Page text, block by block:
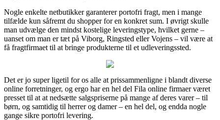
Nogle enkelte netbutikker garanterer portofri fragt, men i mange
tilfælde kun såfremt du shopper for en konkret sum. I øvrigt skulle
man udvælge den mindst kostelige leveringstype, hvilket gerne –
uanset om man er tæt på Viborg, Ringsted eller Vojens – vil være at
få fragtfirmaet til at bringe produkterne til et udleveringssted.
Det er jo super ligetil for os alle at prissammenligne i blandt diverse
online forretninger, og ergo har en hel del Fila online firmaer været
presset til at at nedsætte salgspriserne på mange af deres varer – til
børn, og samtidig til herrer og damer – en hel del, og endda nogle
gange sikre portofri levering.